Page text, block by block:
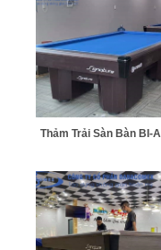
Thảm Trải Sàn Bàn BI-A